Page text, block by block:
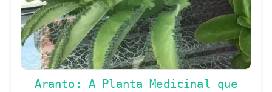
Aranto: A Planta Medicinal que